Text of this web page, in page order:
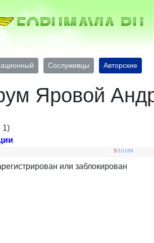
Сослуживцы Авторские
Яровой
1)
5/10189
или заблокирован